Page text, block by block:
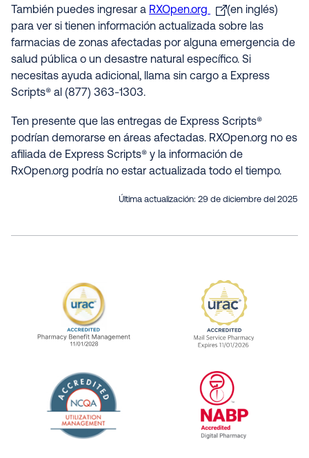
También puedes ingresar a RXOpen.org
(en inglés)
para ver si tienen información actualizada sobre las
farmacias de zonas afectadas por alguna emergencia de
salud pública o un desastre natural específico. Si
necesitas ayuda adicional, llama sin cargo a Express
Scripts® al (877) 363-1303.
Ten presente que las entregas de Express Scripts®
podrían demorarse en áreas afectadas. RXOpen.org no es
afiliada de Express Scripts® y la información de
RxOpen.org podría no estar actualizada todo el tiempo.
Última actualización: 29 de diciembre del 2025
URAC Accredited Pharmacy Benefit
URAC